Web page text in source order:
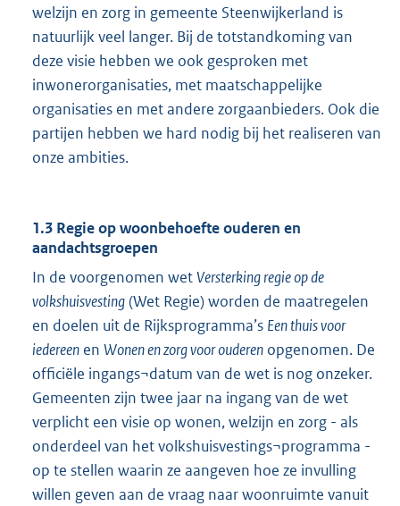
welzijn en zorg in gemeente Steenwijkerland is
natuurlijk veel langer. Bij de totstandkoming van
deze visie hebben we ook gesproken met
inwonerorganisaties, met maatschappelijke
organisaties en met andere zorgaanbieders. Ook die
partijen hebben we hard nodig bij het realiseren van
onze ambities.
1.3 Regie op woonbehoefte ouderen en
aandachtsgroepen
In de voorgenomen wetVersterking regie op de
volkshuisvesting(Wet Regie) worden de maatregelen
en doelen uit de Rijksprogramma’s Een thuis voor
iedereen en Wonen en zorg voor ouderen opgenomen. De
officiële ingangs¬datum van de wet is nog onzeker.
Gemeenten zijn twee jaar na ingang van de wet
verplicht een visie op wonen, welzijn en zorg - als
onderdeel van het volkshuisvestings¬programma -
op te stellen waarin ze aangeven hoe ze invulling
willen geven aan de vraag naar woonruimte vanuit